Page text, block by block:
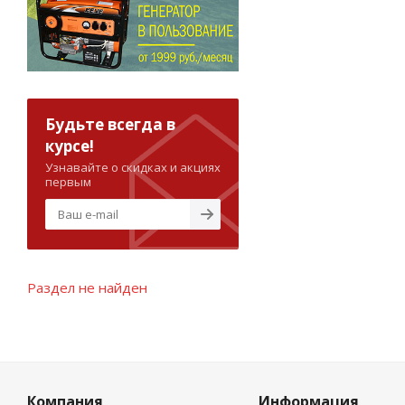
Будьте всегда в
курсе!
Узнавайте о скидках и акциях
первым
Раздел не найден